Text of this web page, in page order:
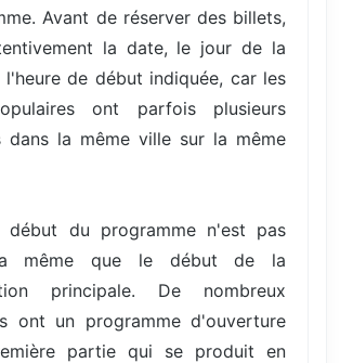
Avant de réserver des billets,
la date, le jour de la
l'heure de début indiquée, car les
ont parfois plusieurs
dans la même ville sur la même
début du programme n'est pas
même que le début de la
principale. De nombreux
ont un programme d'ouverture
partie qui se produit en